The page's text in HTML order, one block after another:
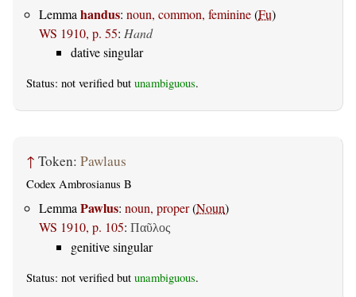
Lemma handus: noun, common, feminine(Fu)
WS 1910, p. 55: Hand
dative singular
Status: not verified but unambiguous.
↑ Token: Pawlaus
Codex Ambrosianus B
LemmaPawlus: noun, proper(Noun)
WS 1910, p. 105: Παῦλος
genitive singular
Status: not verified but unambiguous.